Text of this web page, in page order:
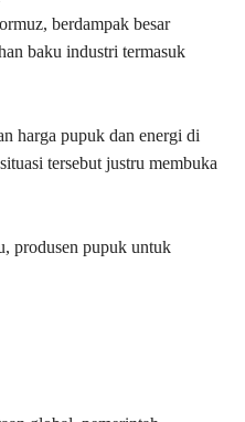
berdampak besar
baku industri termasuk
harga pupuk dan energi di
tersebut justru membuka
produsen pupuk untuk